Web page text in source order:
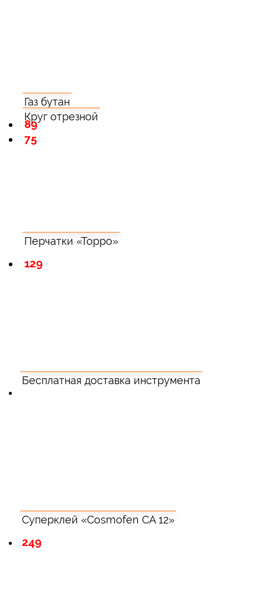
Круг отрезной
75
Газ бутан
89
Перчатки «Торро»
129
Бесплатная доставка инструмента
Суперклей «Cosmofen CA 12»
249